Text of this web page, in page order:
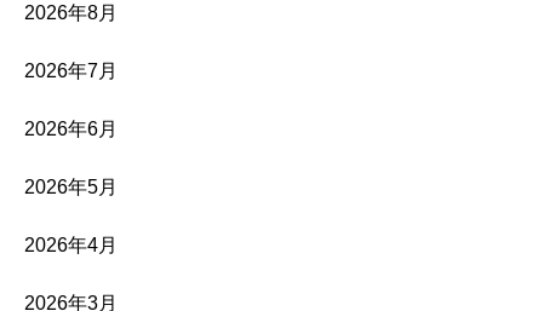
2026年8月
2026年7月
2026年6月
2026年5月
2026年4月
2026年3月